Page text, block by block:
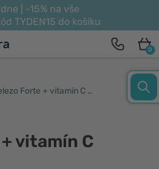
| -15% na vše
TYDEN15 do košíku
0
Železo Forte + vitamín C DIRECT
vitamín C